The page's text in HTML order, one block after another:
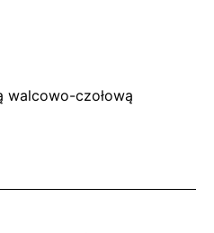
walcowo-czołową